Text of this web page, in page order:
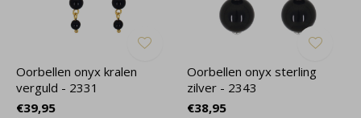
Oorbellen onyx kralen
verguld - 2331
€39,95
Oorbellen onyx sterling
zilver - 2343
€38,95